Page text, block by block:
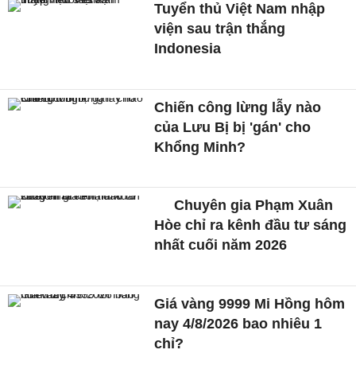
Tuyển thủ Việt Nam nhập
viện sau trận thắng
Indonesia
Chiến công lừng lẫy nào
của Lưu Bị bị 'gán' cho
Khổng Minh?
Chuyên gia Phạm Xuân
Hòe chỉ ra kênh đầu tư sáng
nhất cuối năm 2026
Giá vàng 9999 Mi Hồng hôm
nay 4/8/2026 bao nhiêu 1
chỉ?